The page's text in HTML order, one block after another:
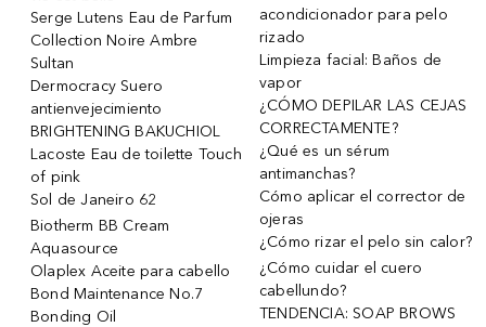
Serge Lutens Eau de Parfum
Collection Noire Ambre
Sultan
Dermocracy Suero
antienvejecimiento
BRIGHTENING BAKUCHIOL
Lacoste Eau de toilette Touch
of pink
Sol de Janeiro 62
Biotherm BB Cream
Aquasource
Olaplex Aceite para cabello
Bond Maintenance No.7
Bonding Oil
acondicionador para pelo
rizado
Limpieza facial: Baños de
vapor
¿CÓMO DEPILAR LAS CEJAS
CORRECTAMENTE?
¿Qué es un sérum
antimanchas?
Cómo aplicar el corrector de
ojeras
¿Cómo rizar el pelo sin calor?
¿Cómo cuidar el cuero
cabellundo?
TENDENCIA: SOAP BROWS